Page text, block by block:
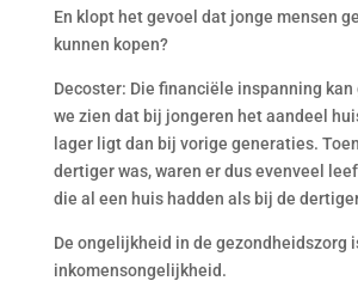
En klopt het gevoel dat jonge mensen
kunnen kopen?
Decoster: Die financiële inspanning
we zien dat bij jongeren het aandeel
lager ligt dan bij vorige generaties.
dertiger was, waren er dus evenveel
die al een huis hadden als bij de
De ongelijkheid in de gezondheidszorg
inkomensongelijkheid.